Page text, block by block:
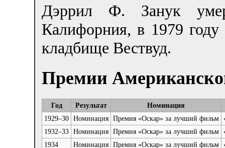
Дэррил Ф. Занук
Калифорния, в 1979 году
кладбище Вествуд.
Премии
Год Результат
Номинация
1929–30 Номинация Премия «Оскар» за лучший фильм
1932–33 Номинация Премия «Оскар» за лучший фильм
1934
Номинация Премия «Оскар» за лучший фильм